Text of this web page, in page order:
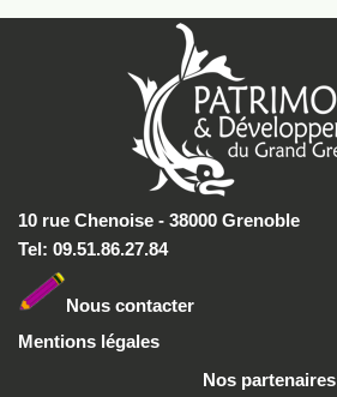
10 rue Chenoise - 38000 Grenoble
Tel: 09.51.86.27.84
Nous contacter
Mentions légales
Nos partenaires